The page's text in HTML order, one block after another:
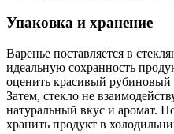
Упаковка и хранение
Варенье поставляется в
идеальную сохранность
оценить красивый
Затем, стекло не
натуральный вкус и аромат.
хранить продукт в